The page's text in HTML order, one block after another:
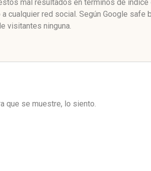
mal resultados en términos de índice
cualquier red social. Según Google safe
visitantes ninguna.
que se muestre, lo siento.